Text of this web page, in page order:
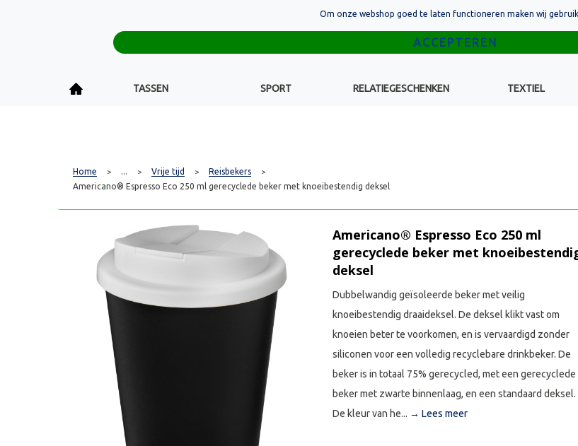
TASSEN SPORT RELATIEGESCHENKEN TEXTIEL
Home > ... > Vrije tijd > Reisbekers >
Americano® Espresso Eco 250 ml gerecyclede beker met knoeibestendig deksel
Americano® Espresso Eco 250 ml
gerecyclede beker met
deksel
Dubbelwandig geïsoleerde beker met veilig
knoeibestendig draaideksel. De deksel klikt vast om
knoeien beter te voorkomen, en is vervaardigd zonder
siliconen voor een volledig recyclebare drinkbeker. De
beker is in totaal 75% gerecycled, met een gerecyclede
beker met zwarte binnenlaag, en een standaard deksel.
De kleur van he... → Lees meer
Om onze webshop goed te laten functioneren maken wij